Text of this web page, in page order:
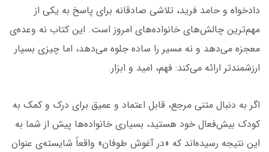
دادخواه و حامد فرید، تلاشی صادقانه برای پاسخ به یکی از
مهم‌ترین چالش‌های خانواده‌های امروز است. این کتاب نه وعده‌ی
معجزه می‌دهد و نه مسیر را ساده جلوه می‌دهد، اما چیزی بسیار
ارزشمندتر ارائه می‌کند: فهم، امید و ابزار.
اگر به دنبال متنی مرجع، قابل اعتماد و عمیق برای درک و کمک به
کودک بیش‌فعال خود هستید، بسیاری خانواده‌ها پیش از شما به
این نتیجه رسیده‌اند که «در آغوش طوفان» واقعاً شایسته‌ی عنوان